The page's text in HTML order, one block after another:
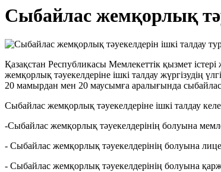
Сыбайлас жемқорлық
Қазақстан Республикасы Мемлекеттік қызмет
жемқорлық тәуекелдеріне ішкі талдау жүргізудің
20 мамырдан мен 20 маусымға аралығында сыбайлас
Сыбайлас жемқорлық тәуекелдеріне ішкі талдау
-Сыбайлас жемқорлық тәуекелдерінің болуына
- Сыбайлас жемқорлық тәуекелдерінің болуына
- Сыбайлас жемқорлық тәуекелдерінің болуына